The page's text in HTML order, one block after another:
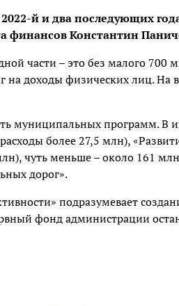
й и два последующих
финансов Константин
части – это без малого 700
на доходы физических лиц. На
муниципальных программ. В
более 27,5 млн),
чуть меньше – около 161
дорог».
подразумевает
фонд администрации